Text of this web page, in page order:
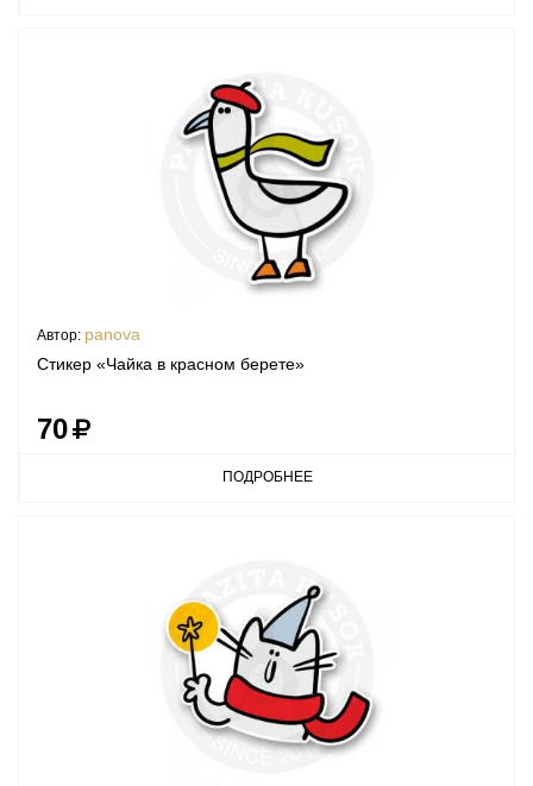
Автор: panova
Стикер «Чайка в красном берете»
70
ПОДРОБНЕЕ